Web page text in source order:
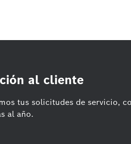
al cliente
tus solicitudes de servicio,
al año.